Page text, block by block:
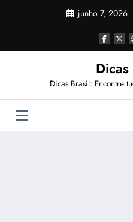
junho 7, 2026
Dicas Brasil: Encontre